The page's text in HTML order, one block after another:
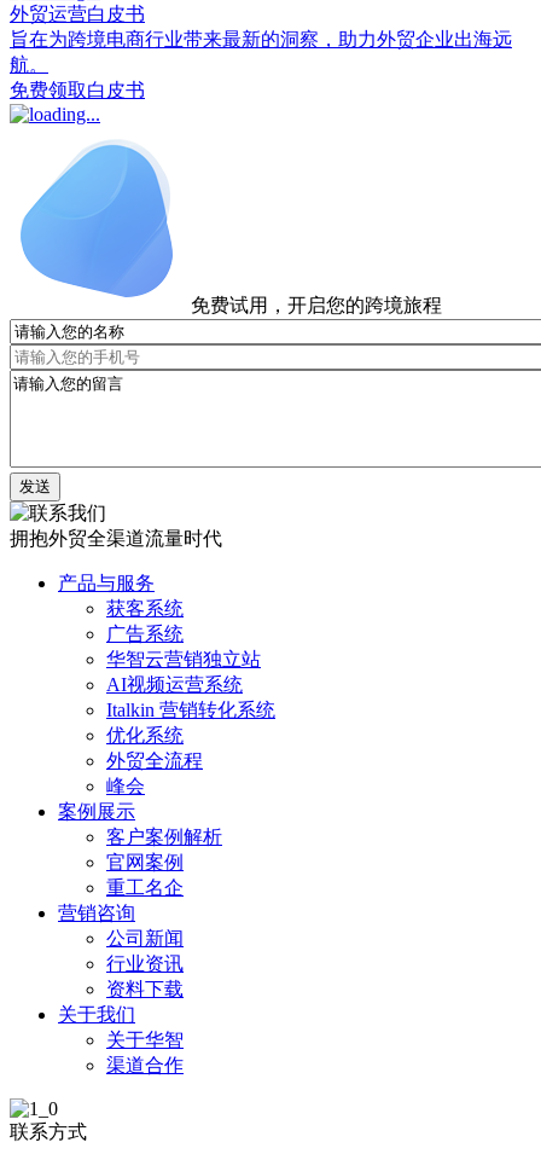
外贸运营白皮书
旨在为跨境电商行业带来最新的洞察，助力外贸企业出海远
航。
免费领取白皮书
免费试用，开启您的跨境旅程
发送
拥抱外贸全渠道流量时代
产品与服务
获客系统
广告系统
华智云营销独立站
AI视频运营系统
Italkin 营销转化系统
优化系统
外贸全流程
峰会
案例展示
客户案例解析
官网案例
重工名企
营销咨询
公司新闻
行业资讯
资料下载
关于我们
关于华智
渠道合作
联系方式